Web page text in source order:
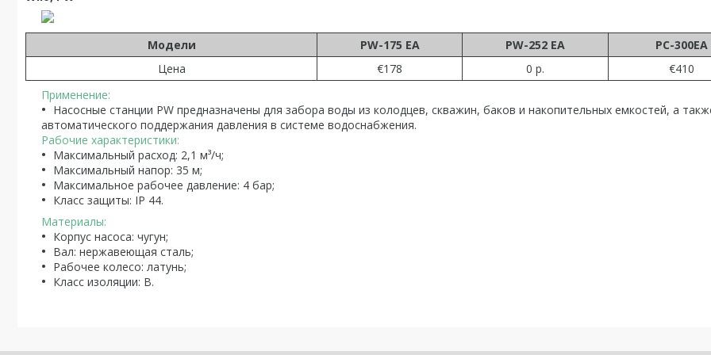
Модели PW-175 EA PW-252 EA
PC-300EA
Цена
€178 0 р.
€410
Применение:
Насосные станции PW предназначены для забора воды из колодцев, скважин, баков и накопительных емкостей, а
автоматического поддержания давления в системе водоснабжения.
Рабочие характеристики:
Максимальный расход: 2,1 м³/ч;
Максимальный напор: 35 м;
Максимальное рабочее давление: 4 бар;
Класс защиты: IP 44.
Материалы:
Корпус насоса: чугун;
Вал: нержавеющая сталь;
Рабочее колесо: латунь;
Класс изоляции: В.